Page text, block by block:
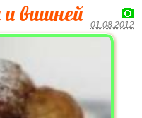
и вишней 01.08.2012